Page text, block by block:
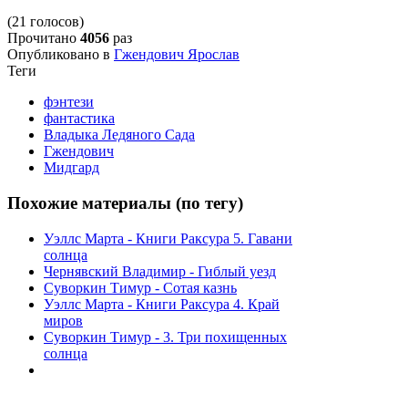
(21 голосов)
Прочитано 4056 раз
Опубликовано в Гжендович Ярослав
Теги
фэнтези
фантастика
Владыка Ледяного Сада
Гжендович
Мидгард
Похожие материалы (по тегу)
Уэллс Марта - Книги Раксура 5. Гавани
солнца
Чернявский Владимир - Гиблый уезд
Суворкин Тимур - Сотая казнь
Уэллс Марта - Книги Раксура 4. Край
миров
Суворкин Тимур - 3. Три похищенных
солнца